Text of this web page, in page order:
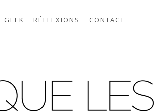
GEEK RÉFLEXIONS CONTACT